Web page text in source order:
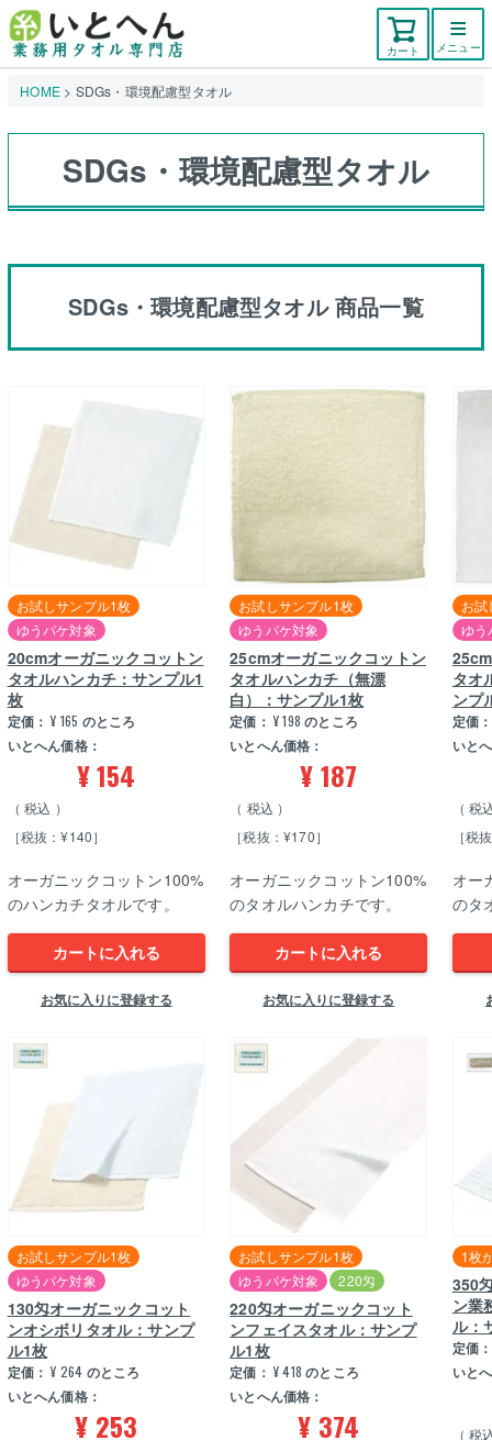
カート メニュー
HOME SDGs・環境配慮型タオル
SDGs・環境配慮型タオル
SDGs・環境配慮型タオル 商品一覧
お試しサンプル1枚
ゆうパケ対象
20cmオーガニックコットン
タオルハンカチ：サンプル1
枚
定価： ¥ 165 のところ
いとへん価格：
¥154
税込
［税抜：¥140］
オーガニックコットン100%
のハンカチタオルです。
カートに入れる
お気に入りに登録する
お試しサンプル1枚
ゆうパケ対象
25cmオーガニックコットン
タオルハンカチ（無漂
白）：サンプル1枚
定価： ¥ 198 のところ
いとへん価格：
¥187
税込
［税抜：¥170］
オーガニックコットン100%
のタオルハンカチです。
カートに入れる
お気に入りに登録する
お
ゆう
タオ
ンプ
定価：
いと
税
［税
オー
のタ
お試しサンプル1枚
ゆうパケ対象
130匁オーガニックコット
ンオシボリタオル：サンプ
ル1枚
定価： ¥ 264 のところ
いとへん価格：
¥ 253
お試しサンプル1枚
ゆうパケ対象
220匁
220匁オーガニックコット
ンフェイスタオル：サンプ
ル1枚
定価： ¥ 418 のところ
いとへん価格：
¥ 374
1枚
350
ン業
ル：
定価：
いと
税